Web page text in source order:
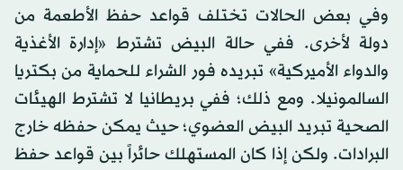
وفي بعض الحالات تختلف قواعد حفظ الأطعمة من
دولة لأخرى. ففي حالة البيض تشترط «إدارة الأغذية
والدواء الأميركية» تبريده فور الشراء للحماية من بكتريا
السالمونيلا. ومع ذلك؛ ففي بريطانيا لا تشترط الهيئات
الصحية تبريد البيض العضوي؛ حيث يمكن حفظه خارج
البرادات. ولكن إذا كان المستهلك حائراً بين قواعد حفظ